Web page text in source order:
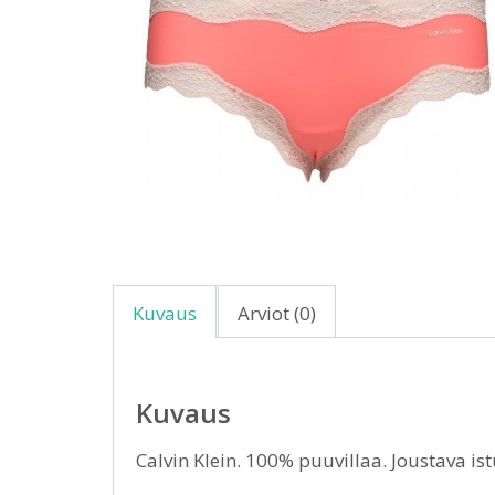
Kuvaus Arviot (0)
Kuvaus
Calvin Klein. 100% puuvillaa. Joustava